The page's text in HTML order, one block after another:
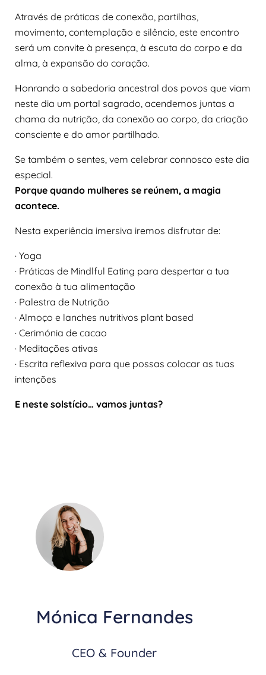
Através de práticas de conexão, partilhas,
movimento, contemplação e silêncio, este encontro
será um convite à presença, à escuta do corpo e da
alma, à expansão do coração.
Honrando a sabedoria ancestral dos povos que viam
neste dia um portal sagrado, acendemos juntas a
chama da nutrição, da conexão ao corpo, da criação
consciente e do amor partilhado.
Se também o sentes, vem celebrar connosco este dia
especial.
Porque quando mulheres se reúnem, a magia
acontece.
Nesta experiência imersiva iremos disfrutar de:
· Yoga
· Práticas de Mindlful Eating para despertar a tua
conexão à tua alimentação
· Palestra de Nutrição
· Almoço e lanches nutritivos plant based
· Cerimónia de cacao
· Meditações ativas
· Escrita reflexiva para que possas colocar as tuas
intenções
E neste solstício… vamos juntas?
Mónica Fernandes
CEO & Founder